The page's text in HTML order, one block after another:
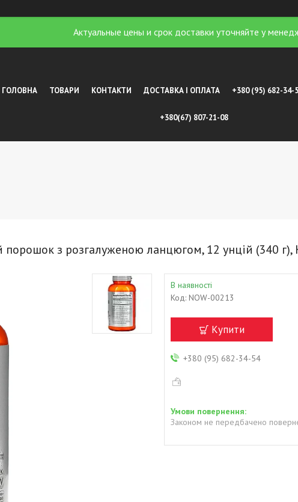
Актуальные цены и срок доставки уточняйте у
ГОЛОВНА ТОВАРИ КОНТАКТИ ДОСТАВКА І ОПЛАТА +380 (95) 682-34-
+380(67) 807-21-08
з розгалуженою ланцюгом, 12 унцій (340 г),
В наявності
Код: NOW-00213
Купити
+380 (95) 682-34-54
Законом не передбачено